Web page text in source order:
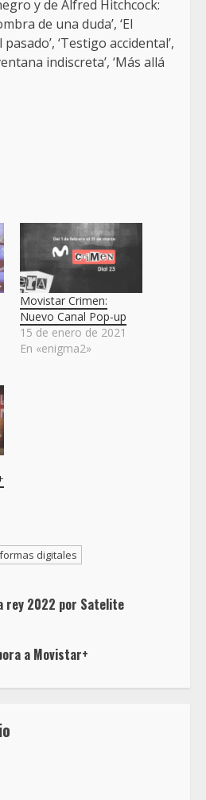
y de Alfred Hitchcock:
de una duda’, ‘El
‘Testigo accidental’,
indiscreta’, ‘Más allá
Movistar Crimen:
Nuevo Canal Pop-up
15 de enero de 2021
En «enigma2»
digitales
rey 2022 por Satelite
a Movistar+